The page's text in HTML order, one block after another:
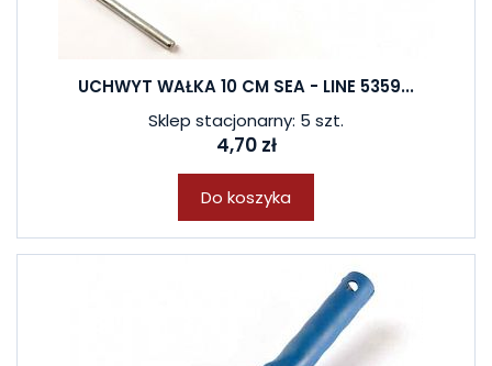
UCHWYT WAŁKA 10 CM SEA - LINE 5359...
Sklep stacjonarny: 5 szt.
4,70 zł
Do koszyka